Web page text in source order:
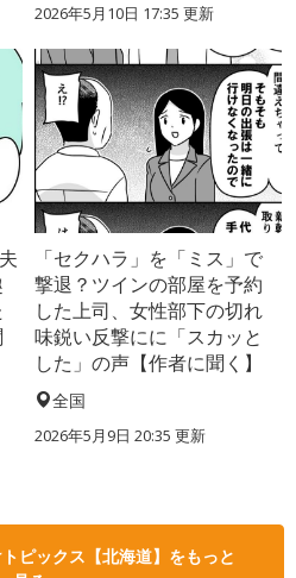
2026年5月10日 17:35 更新
「セクハラ」を「ミス」で
撃退？ツインの部屋を予約
した上司、女性部下の切れ
味鋭い反撃にに「スカッと
した」の声【作者に聞く】
全国
2026年5月9日 20:35 更新
ピックス【北海道】をもっと